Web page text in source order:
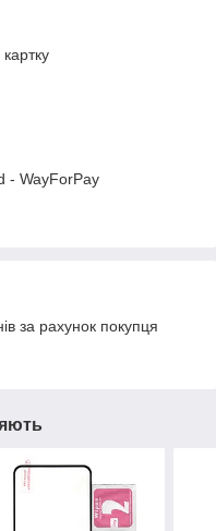
- WayForPay
за рахунок покупця